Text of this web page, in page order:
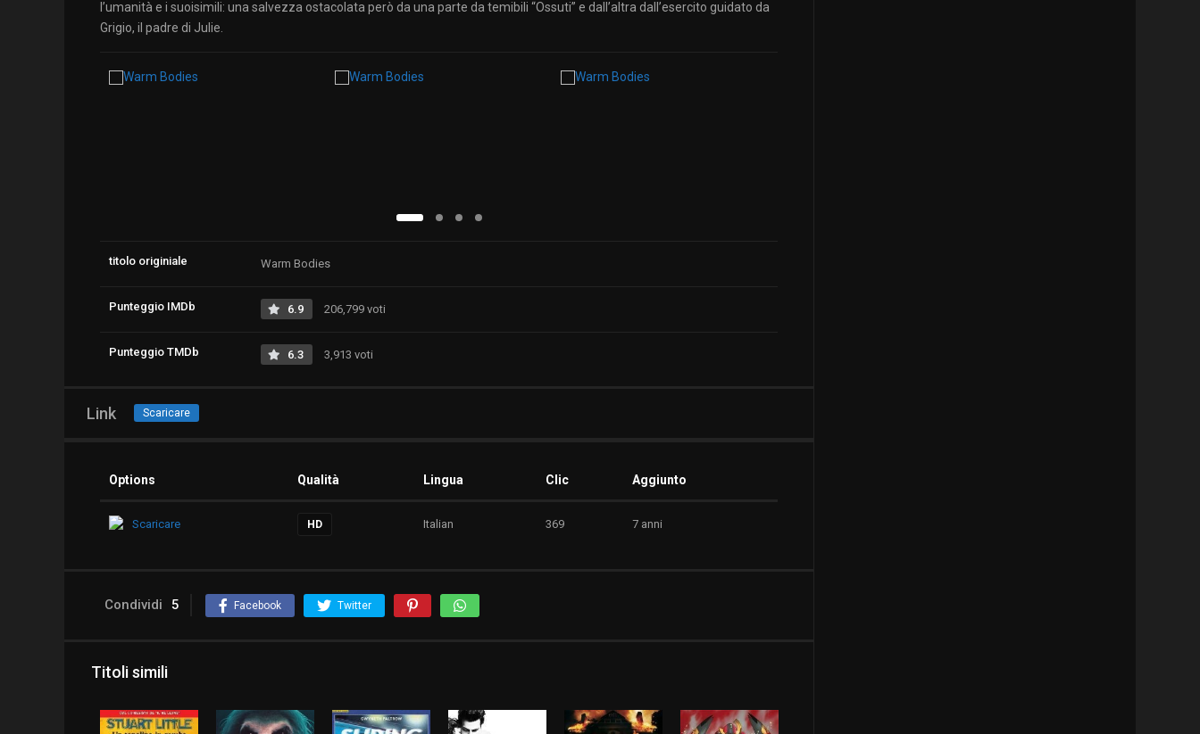
l’umanità e i suoisimili: una salvezza ostacolata però da una parte da temibili “Ossuti” e dall’altra dall’esercito guidato da
Grigio, il padre di Julie.
titolo originiale Warm Bodies
Punteggio IMDb 6.9 206,799 voti
Punteggio TMDb 6.3 3,913 voti
Link Scaricare
Options Qualità Lingua Clic Aggiunto
Scaricare HD Italian 369 7 anni
Condividi 5 Facebook Twitter
Titoli simili